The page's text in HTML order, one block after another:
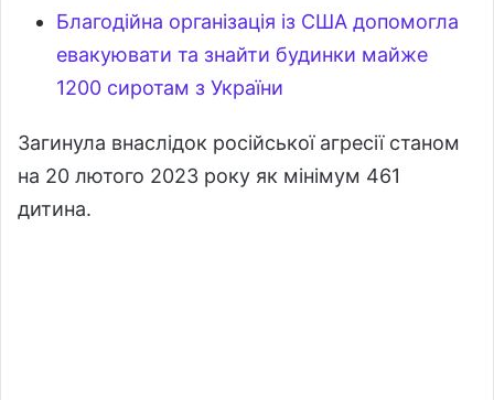
Благодійна організація із США допомогла
евакуювати та знайти будинки майже
1200 сиротам з України
Загинула внаслідок російської агресії станом
на 20 лютого 2023 року як мінімум 461
дитина.